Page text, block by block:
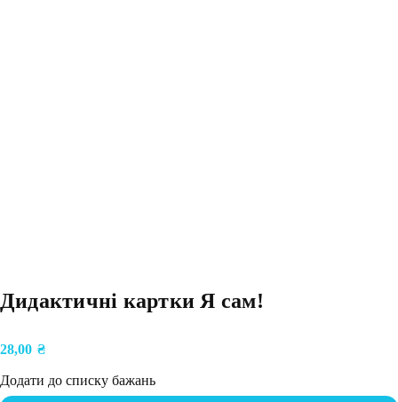
Дидактичні картки Я сам!
28,00 ₴
Додати до списку бажань